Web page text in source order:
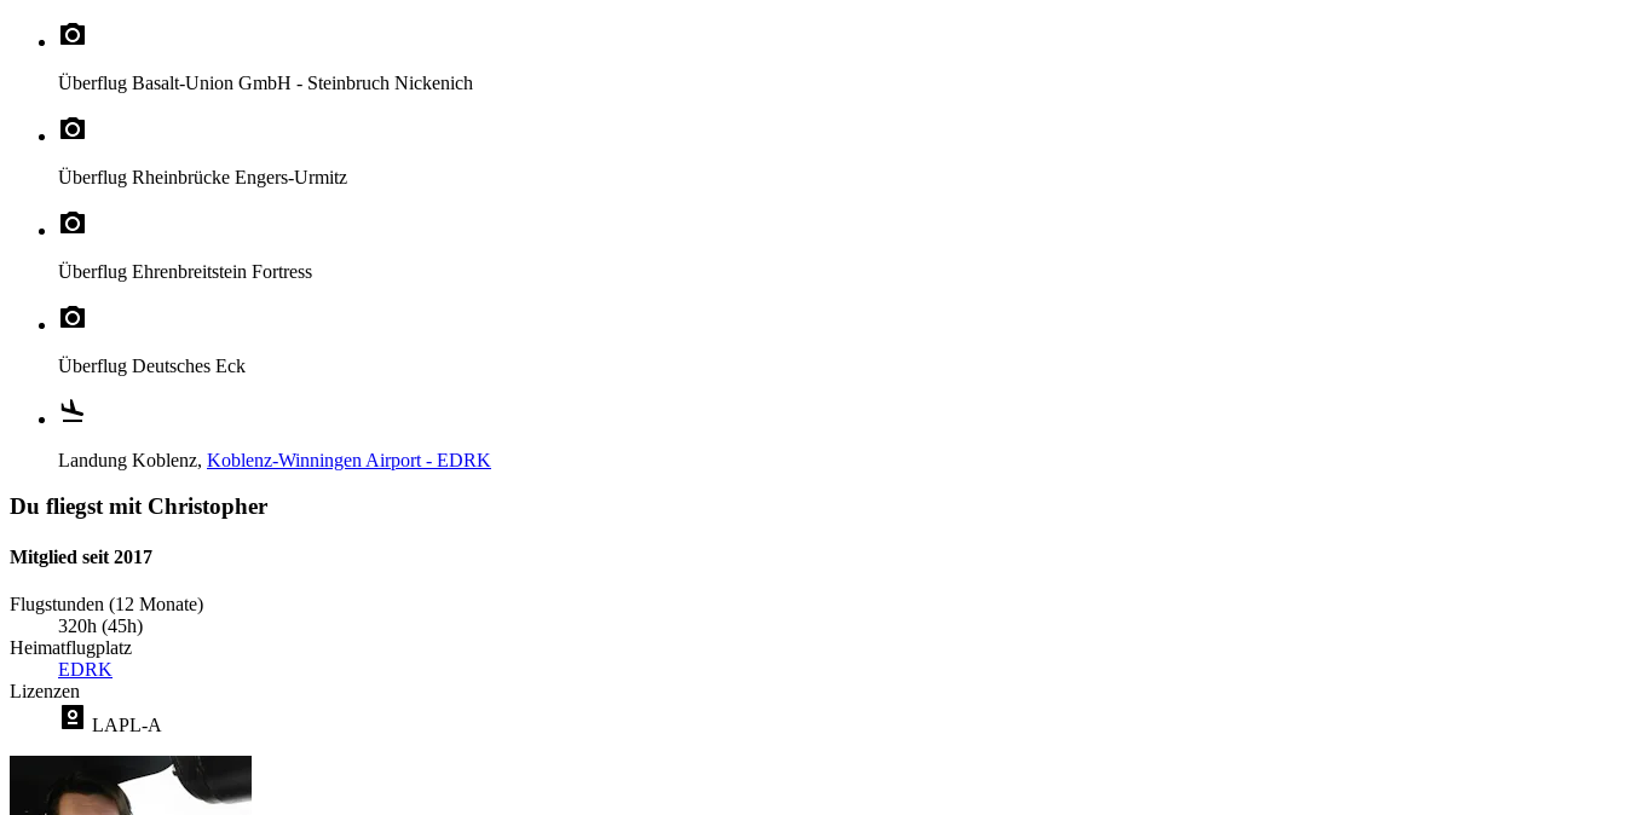
Überflug Basalt-Union GmbH - Steinbruch Nickenich
Überflug Rheinbrücke Engers-Urmitz
Überflug Ehrenbreitstein Fortress
Überflug Deutsches Eck
Landung Koblenz, Koblenz-Winningen Airport - EDRK
Du fliegst mit Christopher
Mitglied seit 2017
Flugstunden (12 Monate)
320h (45h)
Heimatflugplatz
EDRK
Lizenzen
LAPL-A